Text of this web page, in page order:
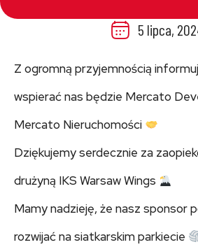
5 lipca,
Z ogromną przyjemnością
wspierać nas będzie Mercato
Mercato Nieruchomości
Dziękujemy serdecznie za
drużyną IKS Warsaw Wings
Mamy nadzieję, że nasz sponsor
rozwijać na siatkarskim parkiecie